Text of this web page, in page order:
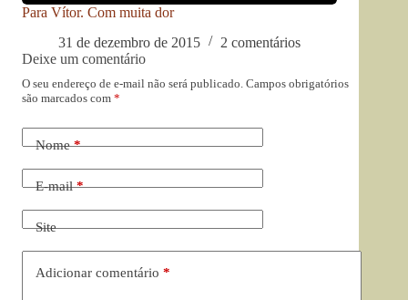
Para Vítor. Com muita dor
31 de dezembro de 2015
2 comentários
Deixe um comentário
O seu endereço de e-mail não será publicado. Campos obrigatórios
são marcados com *
Nome*
E-mail*
Site
Adicionar comentário *